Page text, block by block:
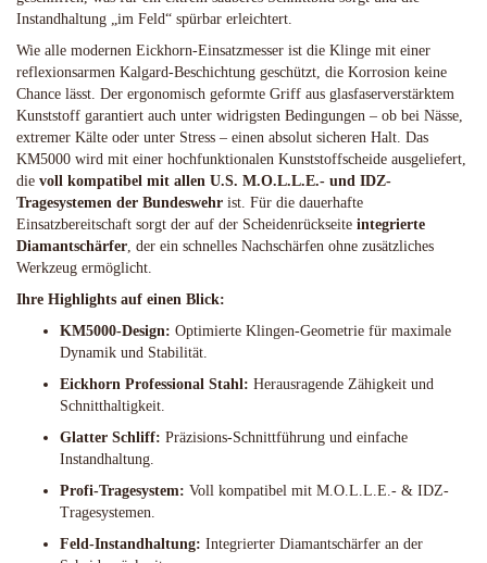
Instandhaltung „im Feld“ spürbar erleichtert.
Wie alle modernen Eickhorn-Einsatzmesser ist die Klinge mit einer
reflexionsarmen Kalgard-Beschichtung geschützt, die Korrosion keine
Chance lässt. Der ergonomisch geformte Griff aus glasfaserverstärktem
Kunststoff garantiert auch unter widrigsten Bedingungen – ob bei Nässe,
extremer Kälte oder unter Stress – einen absolut sicheren Halt. Das
KM5000 wird mit einer hochfunktionalen Kunststoffscheide ausgeliefert,
die voll kompatibel mit allen U.S. M.O.L.L.E.- und IDZ-
Tragesystemen der Bundeswehr ist. Für die dauerhafte
Einsatzbereitschaft sorgt der auf der Scheidenrückseite integrierte
Diamantschärfer, der ein schnelles Nachschärfen ohne zusätzliches
Werkzeug ermöglicht.
Ihre Highlights auf einen Blick:
KM5000-Design: Optimierte Klingen-Geometrie für maximale
Dynamik und Stabilität.
Eickhorn Professional Stahl: Herausragende Zähigkeit und
Schnitthaltigkeit.
Glatter Schliff: Präzisions-Schnittführung und einfache
Instandhaltung.
Profi-Tragesystem: Voll kompatibel mit M.O.L.L.E.- & IDZ-
Tragesystemen.
Feld-Instandhaltung: Integrierter Diamantschärfer an der